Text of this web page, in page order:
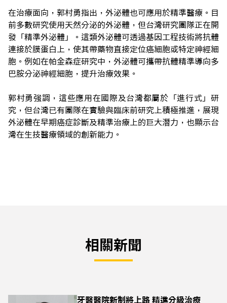
在治療面向，郭村勇指出，外泌體也可應用於精準醫療。目
前多數研究使用天然分泌的外泌體，但台灣研究團隊正在開
發「精準外泌體」。這類外泌體可透過基因工程技術將抗體
連接於膜蛋白上，使其帶藥物直接定位癌細胞或特定神經細
胞。例如在帕金森症研究中，外泌體可攜帶抗體精準導向多
巴胺分泌神經細胞，提升治療效果。
郭村勇強調，這些應用在國際及台灣都屬於「進行式」研
究，但台灣已有團隊在實驗與臨床前研究上積極推進，展現
外泌體在早期癌症診斷及精準治療上的巨大潛力，也顯示台
灣在生技醫療領域的創新能力。
相關新聞
牙醫醫院新制將上路 精進分級治療